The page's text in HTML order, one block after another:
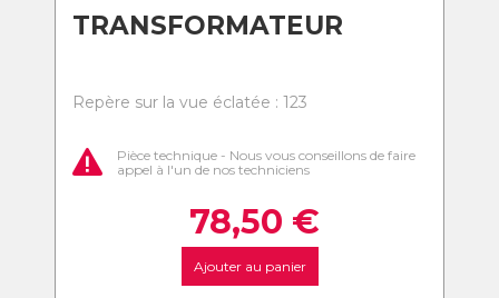
TRANSFORMATEUR
Repère sur la vue éclatée : 123
Pièce technique - Nous vous conseillons de faire
appel à l'un de nos techniciens
78,50 €
Ajouter au panier